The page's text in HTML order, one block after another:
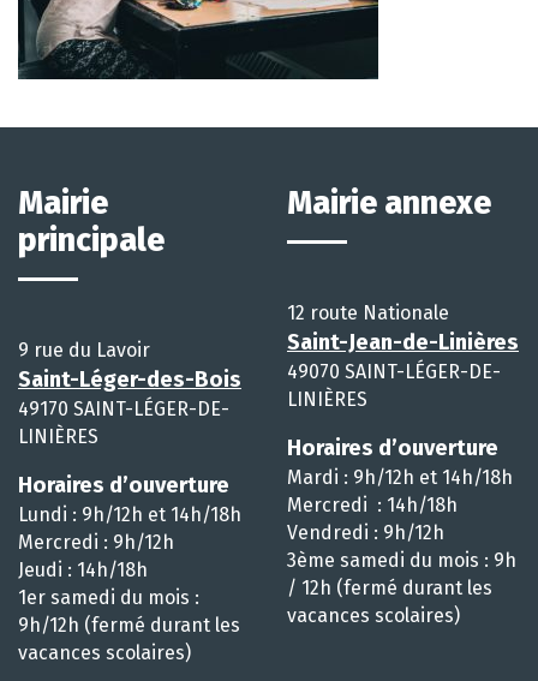
Mairie
principale
9 rue du Lavoir
Saint-Léger-des-Bois
49170 SAINT-LÉGER-DE-
LINIÈRES
Horaires d’ouverture
Lundi : 9h/12h et 14h/18h
Mercredi : 9h/12h
Jeudi : 14h/18h
1er samedi du mois :
9h/12h (fermé durant les
vacances scolaires)
Mairie annexe
12 route Nationale
Saint-Jean-de-Linières
49070 SAINT-LÉGER-DE-
LINIÈRES
Horaires d’ouverture
Mardi : 9h/12h et 14h/18h
Mercredi : 14h/18h
Vendredi : 9h/12h
3ème samedi du mois : 9h
/ 12h (fermé durant les
vacances scolaires)